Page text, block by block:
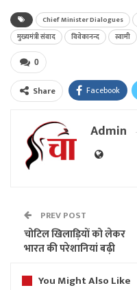
Chief Minister Dialogues
मुख्यमंत्री संवाद
विवेकानन्द स्वामी
0
Share Facebook
Admin
PREV POST
चोटिल खिलाड़ियों को लेकर
भारत की परेशानियां बढ़ी
You Might Also Like